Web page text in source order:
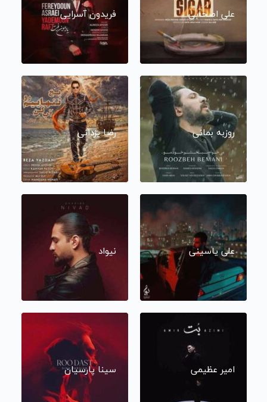
علی اصحابی فریدون آسرایی
روزبه بمانی رضا یزدانی
علی یاسینی نیواد
امیر عظیمی سینا پارسیان